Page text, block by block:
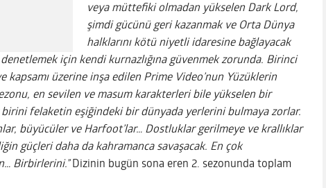
veya müttefiki olmadan yükselen Dark Lord,
şimdi gücünü geri kazanmak ve Orta Dünya
halklarını kötü niyetli idaresine bağlayacak
denetlemek için kendi kurnazlığına güvenmek zorunda. Birinci
kapsamı üzerine inşa edilen Prime Video’nun Yüzüklerin
en sevilen ve masum karakterleri bile yükselen bir
birini felaketin eşiğindeki bir dünyada yerlerini bulmaya zorlar.
büyücüler ve Harfoot’lar… Dostluklar gerilmeye ve krallıklar
güçleri daha da kahramanca savaşacak. En çok
Birbirlerini.” Dizinin bugün sona eren 2. sezonunda toplam